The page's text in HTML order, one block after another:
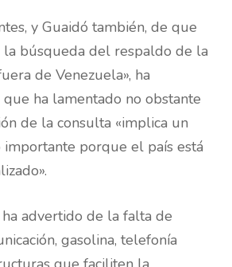
y Guaidó también, de que
la búsqueda del respaldo de la
de Venezuela», ha
ha lamentado no obstante
de la consulta «implica un
porque el país está
advertido de la falta de
gasolina, telefonía